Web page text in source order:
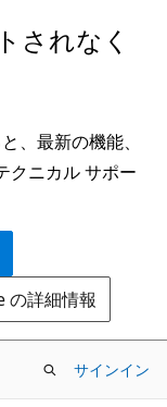
されなく
、最新の機能、
クニカル サポー
詳細情報
サインイン